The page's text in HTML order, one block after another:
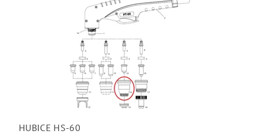
HUBICE HS-60